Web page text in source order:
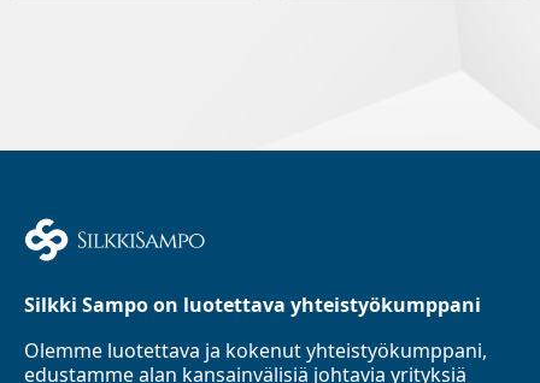
Silkki Sampo on luotettava yhteistyökumppani
Olemme luotettava ja kokenut yhteistyökumppani,
edustamme alan kansainvälisiä johtavia yrityksiä